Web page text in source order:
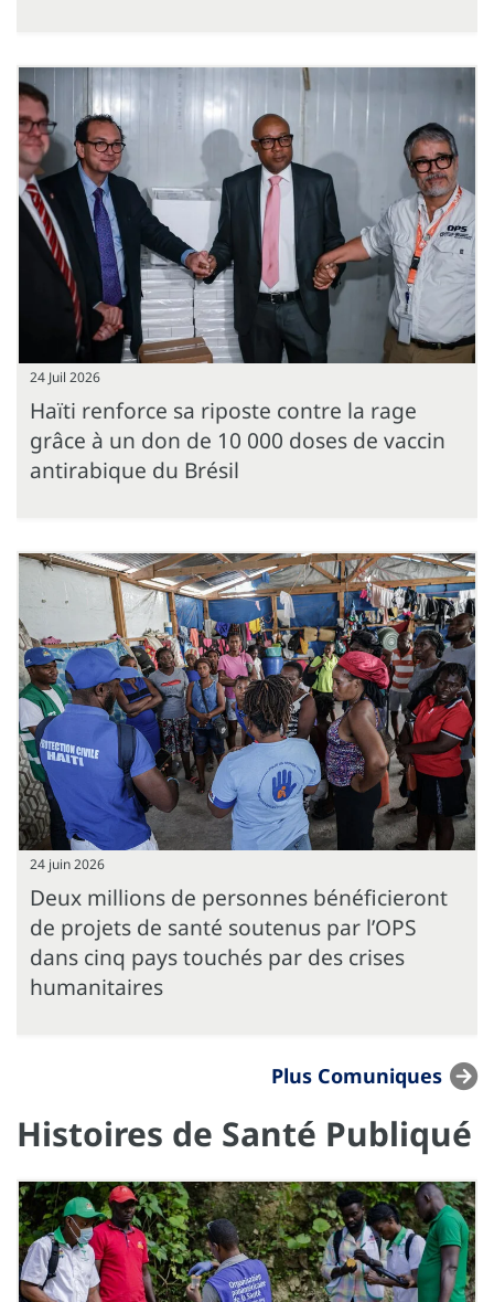
24 Juil 2026
Haïti renforce sa riposte contre la rage
grâce à un don de 10 000 doses de vaccin
antirabique du Brésil
24 juin 2026
Deux millions de personnes bénéficieront
de projets de santé soutenus par l’OPS
dans cinq pays touchés par des crises
humanitaires
Plus Comuniques
Histoires de Santé Publiqué